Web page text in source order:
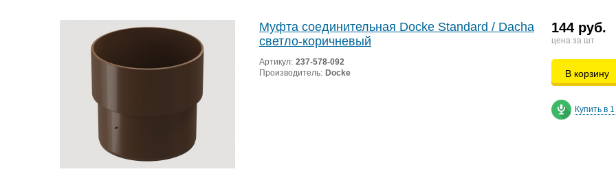
Муфта соединительная Docke Standard / Dacha
светло-коричневый
Артикул: 237-578-092
Производитель: Docke
144 руб.
цена за шт
В корзину
Купить в 1